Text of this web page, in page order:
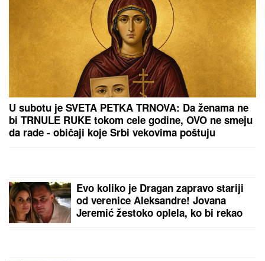
U subotu je SVETA PETKA TRNOVA: Da ženama ne
bi TRNULE RUKE tokom cele godine, OVO ne smeju
da rade - običaji koje Srbi vekovima poštuju
Evo koliko je Dragan zapravo stariji
od verenice Aleksandre! Jovana
Jeremić žestoko oplela, ko bi rekao